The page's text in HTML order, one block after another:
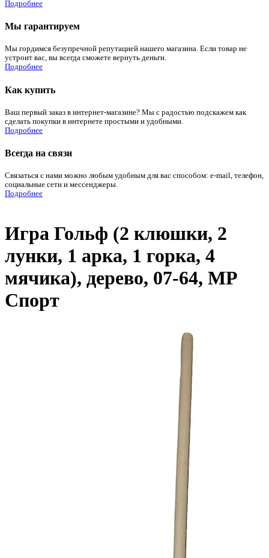
Подробнее
Мы гарантируем
Мы гордимся безупречной репутацией нашего магазина. Если товар не
устроит вас, вы всегда сможете вернуть деньги.
Подробнее
Как купить
Ваш первый заказ в интернет-магазине? Мы с радостью подскажем как
сделать покупки в интернете простыми и удобными.
Подробнее
Всегда на связи
Связаться с нами можно любым удобным для вас способом: e-mail, телефон,
социальные сети и мессенджеры.
Подробнее
Игра Гольф (2 клюшки, 2
лунки, 1 арка, 1 горка, 4
мячика), дерево, 07-64, МР
Спорт